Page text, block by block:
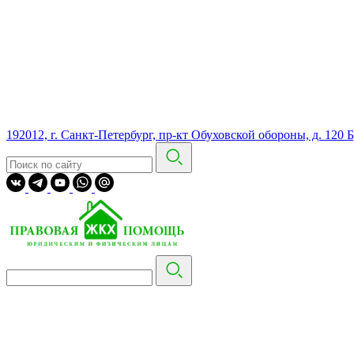
192012, г. Санкт-Петербург, пр-кт Обуховской обороны, д. 120